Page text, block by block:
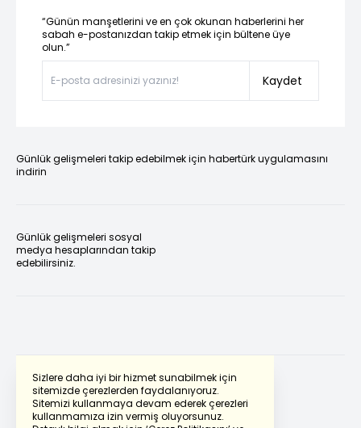
Sizlere daha iyi bir hizmet sunabilmek için
sitemizde çerezlerden faydalanıyoruz.
Sitemizi kullanmaya devam ederek çerezleri
kullanmamıza izin vermiş oluyorsunuz.
“Günün manşetlerini ve en çok okunan haberlerini her
sabah e-postanızdan takip etmek için bültene üye
olun.”
Kaydet
Günlük gelişmeleri takip edebilmek için habertürk uygulamasını
indirin
Günlük gelişmeleri sosyal
medya hesaplarından takip
edebilirsiniz.
Powered by Translate